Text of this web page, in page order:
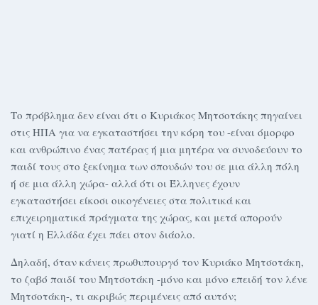
Το πρόβλημα δεν είναι ότι ο Κυριάκος Μητσοτάκης πηγαίνει
στις ΗΠΑ για να εγκαταστήσει την κόρη του -είναι όμορφο
και ανθρώπινο ένας πατέρας ή μια μητέρα να συνοδεύουν το
παιδί τους στο ξεκίνημα των σπουδών του σε μια άλλη πόλη
ή σε μια άλλη χώρα- αλλά ότι οι Έλληνες έχουν
εγκαταστήσει είκοσι οικογένειες στα πολιτικά και
επιχειρηματικά πράγματα της χώρας, και μετά απορούν
γιατί η Ελλάδα έχει πάει στον διάολο.
Δηλαδή, όταν κάνεις πρωθυπουργό τον Κυριάκο Μητσοτάκη,
το ζαβό παιδί του Μητσοτάκη -μόνο και μόνο επειδή τον λένε
Μητσοτάκη-, τι ακριβώς περιμένεις από αυτόν;